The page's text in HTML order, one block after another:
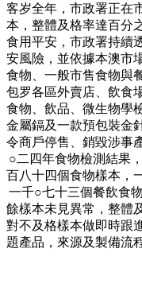
客岁全年，市政署正在
本，整體及格率達百分
食用平安，市政署持續
安風險，並依據本澳市
食物、一般市售食物與
包罗各區外賣店、飲食
食物、飲品、微生物學
金屬鎘及一款預包裝金
令商戶停售、銷毀涉事
○二四年食物檢測結果
百八十四個食物樣本，
一千○七十三個餐飲食
餘樣本未見異常，整體
對不及格樣本做即時跟
題產品，來源及製備流